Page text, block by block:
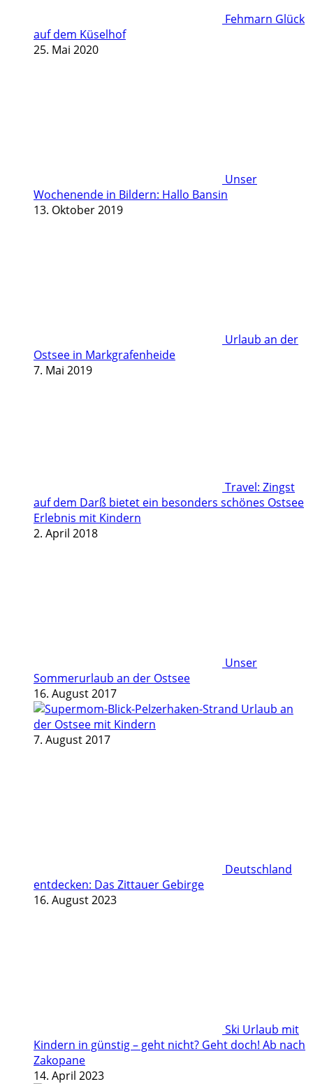
Fehmarn Glück
auf dem Küselhof
25. Mai 2020
Unser
Wochenende in Bildern: Hallo Bansin
13. Oktober 2019
Urlaub an der
Ostsee in Markgrafenheide
7. Mai 2019
Travel: Zingst
auf dem Darß bietet ein besonders schönes Ostsee
Erlebnis mit Kindern
2. April 2018
Unser
Sommerurlaub an der Ostsee
16. August 2017
Urlaub an
der Ostsee mit Kindern
7. August 2017
Deutschland
entdecken: Das Zittauer Gebirge
16. August 2023
Ski Urlaub mit
Kindern in günstig – geht nicht? Geht doch! Ab nach
Zakopane
14. April 2023